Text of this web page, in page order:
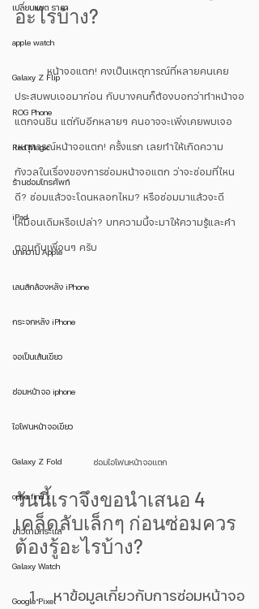
เปลี่ยนแบต ราคา
apple watch
Galaxy Z Flip
ROG Phone
Red Magic
ร้านซ่อมโทรศัพท์
iPad
บทความ Apple
เลนส์กล้องหลัง iPhone
กระจกหลัง iPhone
จอเป็นเส้นเขียว
ซ่อมหน้าจอ iphone
ไอโฟนหน้าจอเขียว
Galaxy Z Fold
oppo find x
ข่าวตามกระแส
Galaxy Watch
Google Pixel
อะไรบ้าง?
ประสบพบเจอมาก่อน กับบางคนก็ต้องบอกว่าทำหน้าจอ
แตกจนชิน แต่กับอีกหลายๆ คนอาจจะเพิ่งเคยพบเจอ
เหตุการณ์หน้าจอแตก! ครั้งแรก เลยทำให้เกิดความ
กังวลในเรื่องของการซ่อมหน้าจอแตก ว่าจะซ่อมที่ไหน
ดี? ซ่อมแล้วจะโดนหลอกไหม? หรือซ่อมมาแล้วจะดี
เหมือนเดิมหรือเปล่า? บทความนี้จะมาให้ความรู้และคำ
ตอบกับเพื่อนๆ ครับ
ซ่อมไอโฟนหน้าจอแตก
วันนี้เราจึงขอนำเสนอ 4
เคล็ดลับเล็กๆ ก่อนซ่อมควร
ต้องรู้อะไรบ้าง?
หาข้อมูลเกี่ยวกับการซ่อมหน้าจอ